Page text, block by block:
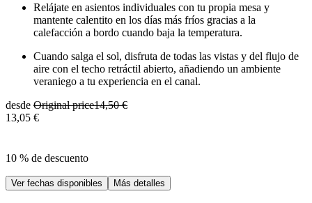
Relájate en asientos individuales con tu propia mesa y
mantente calentito en los días más fríos gracias a la
calefacción a bordo cuando baja la temperatura.
Cuando salga el sol, disfruta de todas las vistas y del flujo de
aire con el techo retráctil abierto, añadiendo un ambiente
veraniego a tu experiencia en el canal.
desde Original price14,50 €
13,05 €
10 % de descuento
Ver fechas disponibles Más detalles